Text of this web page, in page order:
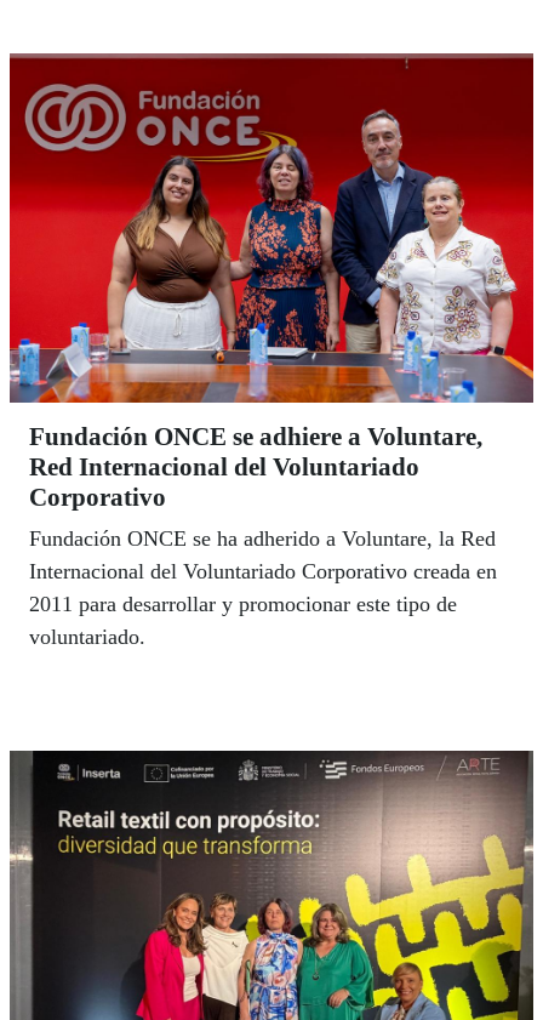
Fundación ONCE se adhiere a Voluntare,
Red Internacional del Voluntariado
Corporativo
Fundación ONCE se ha adherido a Voluntare, la Red
Internacional del Voluntariado Corporativo creada en
2011 para desarrollar y promocionar este tipo de
voluntariado.